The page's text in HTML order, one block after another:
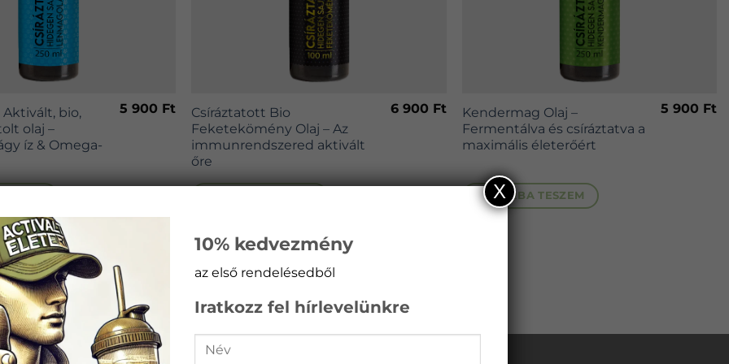
Aktivált, bio,
olaj –
íz & Omega-
5 900 Ft
Csíráztatott Bio
Feketekömény Olaj – Az
immunrendszered aktivált
őre
6 900 Ft
Kendermag Olaj –
Fermentálva és csíráztatva a
maximális életerőért
5 900 Ft
KOSÁRBA TESZEM
MUTASS TÖBBET
10% kedvezmény
az első rendelésedből
Iratkozz fel hírlevelünkre
X